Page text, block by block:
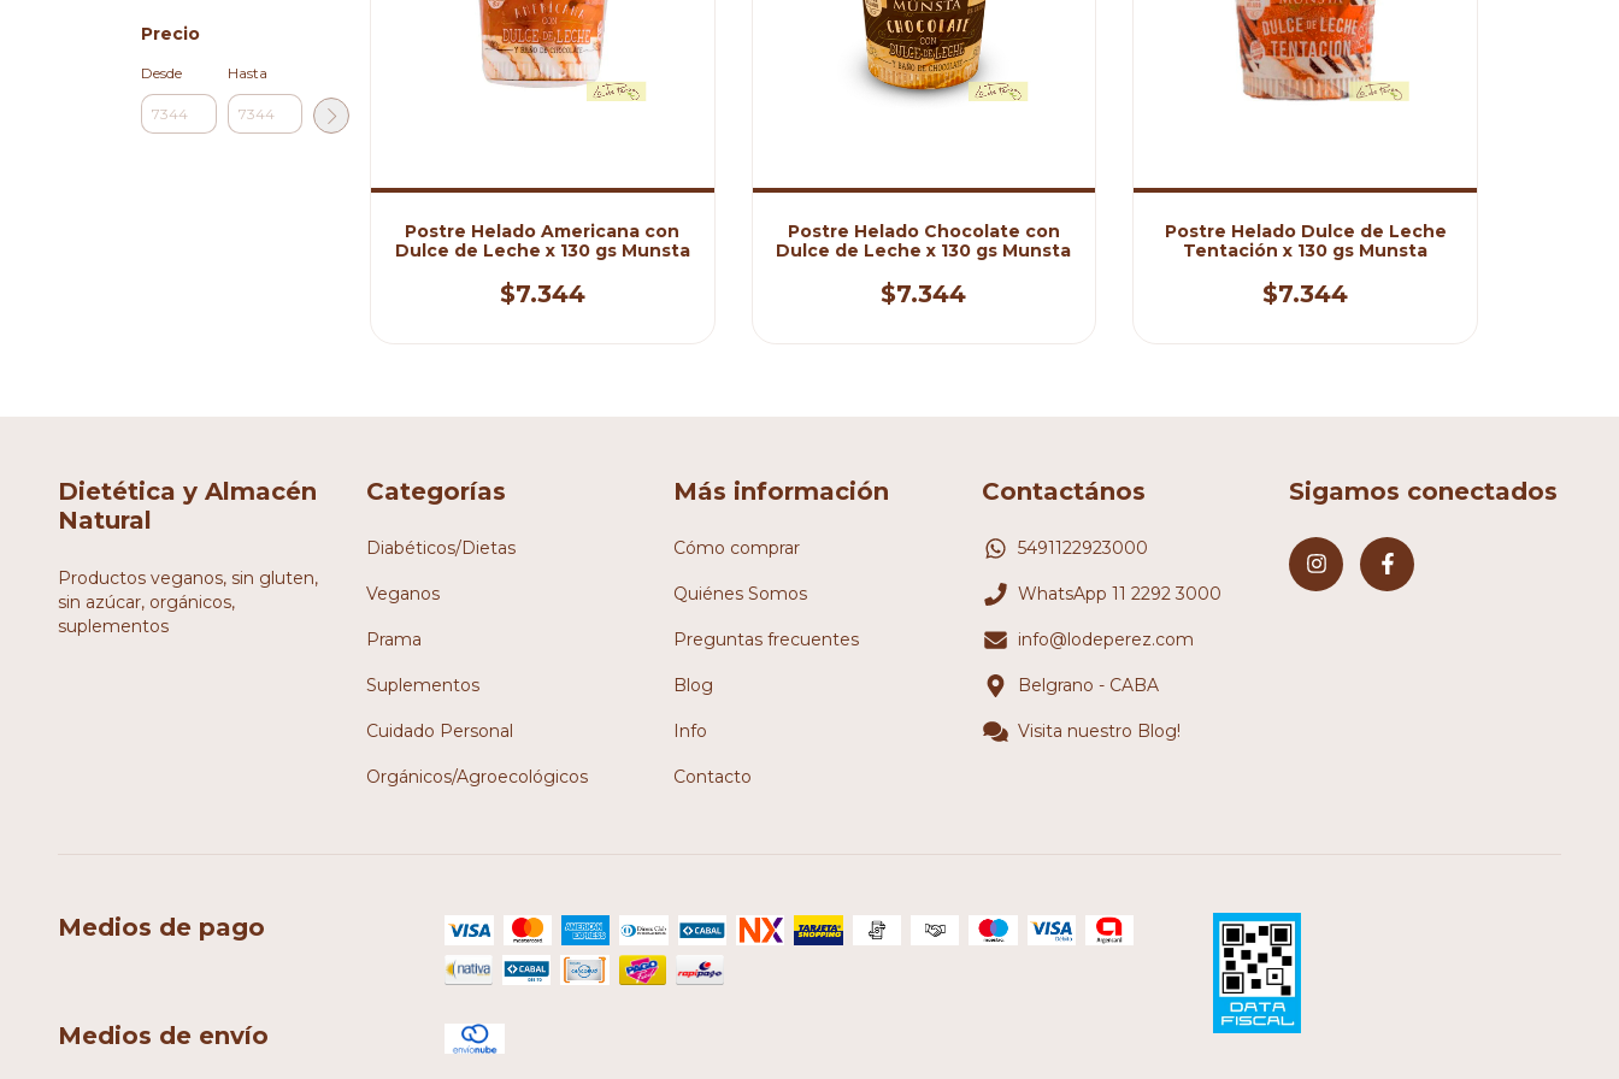
Precio
Desde Hasta
Postre Helado Americana con
Dulce de Leche x 130 gs Munsta
$7.344
Postre Helado Chocolate con
Dulce de Leche x 130 gs Munsta
$7.344
Postre Helado Dulce de Leche
Tentación x 130 gs Munsta
$7.344
Dietética y Almacén
Natural
Productos veganos, sin gluten,
sin azúcar, orgánicos,
suplementos
Categorías
Diabéticos/Dietas
Veganos
Prama
Suplementos
Cuidado Personal
Orgánicos/Agroecológicos
Más información
Cómo comprar
Quiénes Somos
Preguntas frecuentes
Blog
Info
Contacto
Contactános
5491122923000
WhatsApp 11 2292 3000
info@lodeperez.com
Belgrano - CABA
Visita nuestro Blog!
Sigamos conectados
Medios de pago
Medios de envío